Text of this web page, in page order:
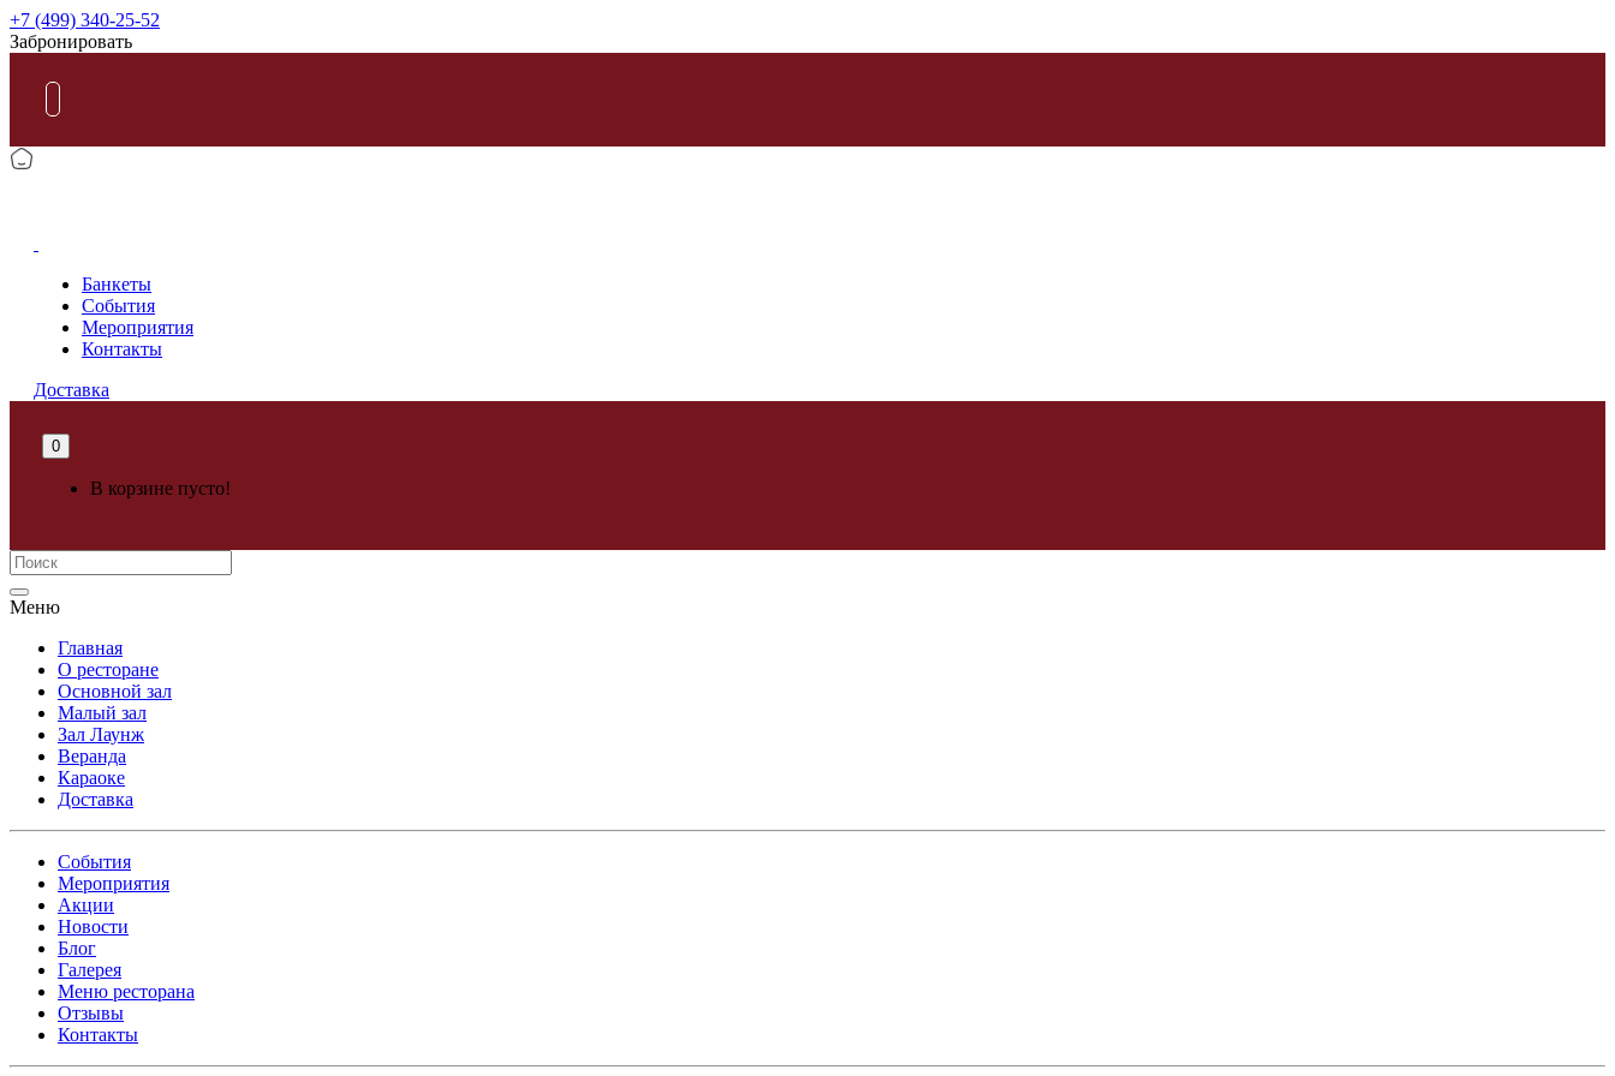
+7 (499) 340-25-52
Забронировать
Банкеты
События
Мероприятия
Контакты
Доставка
0
В корзине пусто!
Меню
Главная
О ресторане
Основной зал
Малый зал
Зал Лаунж
Веранда
Караоке
Доставка
События
Мероприятия
Акции
Новости
Блог
Галерея
Меню ресторана
Отзывы
Контакты